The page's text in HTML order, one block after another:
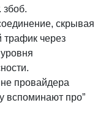
скрывая
через
провайдера
вспоминают про”